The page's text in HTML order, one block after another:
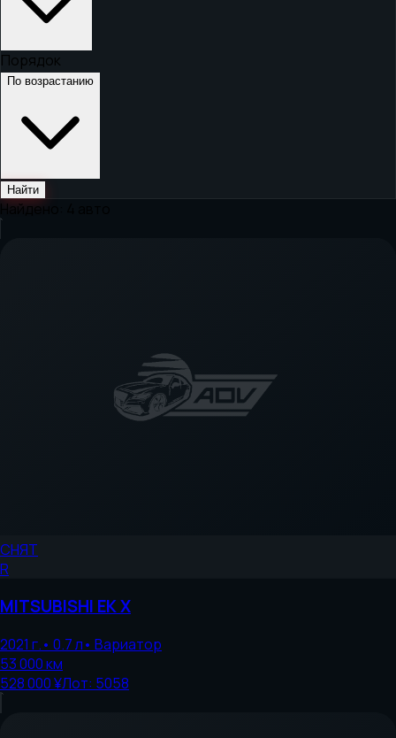
Порядок
По возрастанию
Найти
Найдено:
СНЯТ
R
MITSUBISHI EK X
2021 г.• 0.7л• Вариатор
53 000км
528 000 ¥Лот: 5058